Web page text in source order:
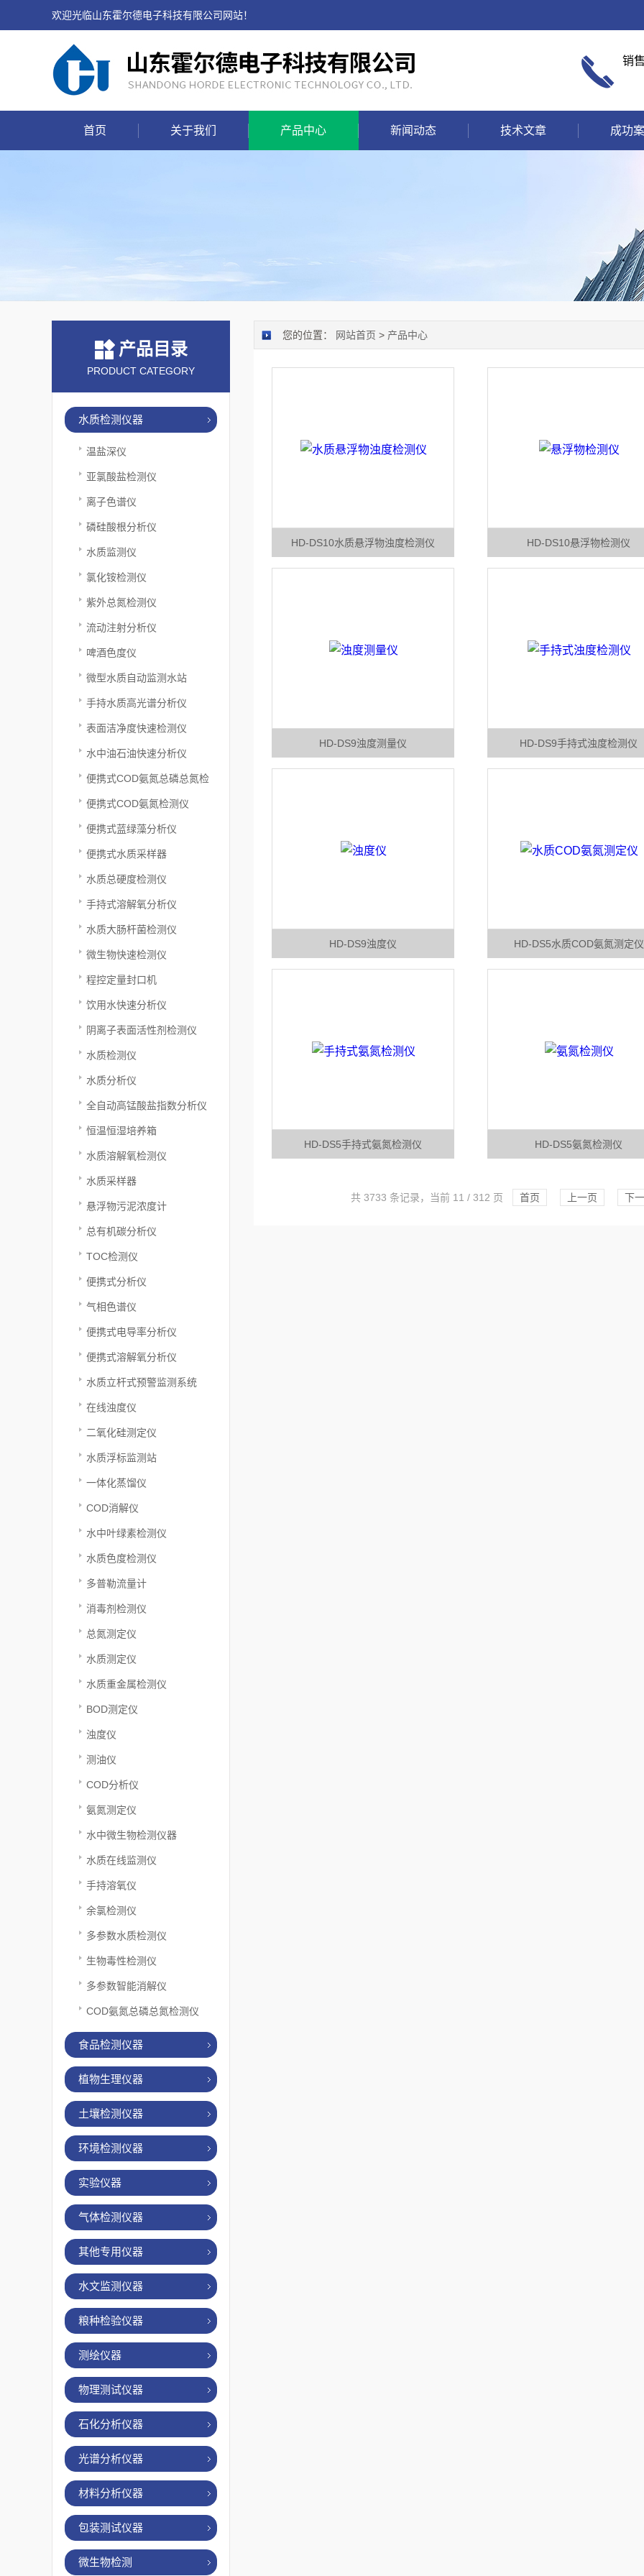
欢迎光临山东霍尔德电子科技有限公司网站！
销
首页 关于我们 产品中心 新闻动态 技术文章 成功
产品目录
PRODUCT CATEGORY
水质检测仪器
温盐深仪
亚氯酸盐检测仪
离子色谱仪
磷硅酸根分析仪
水质监测仪
氯化铵检测仪
紫外总氮检测仪
流动注射分析仪
啤酒色度仪
微型水质自动监测水站
手持水质高光谱分析仪
表面洁净度快速检测仪
水中油石油快速分析仪
便携式COD氨氮总磷总氮检
测仪
便携式COD氨氮检测仪
便携式蓝绿藻分析仪
便携式水质采样器
水质总硬度检测仪
手持式溶解氧分析仪
水质大肠杆菌检测仪
微生物快速检测仪
程控定量封口机
饮用水快速分析仪
阴离子表面活性剂检测仪
水质检测仪
水质分析仪
全自动高锰酸盐指数分析仪
恒温恒湿培养箱
水质溶解氧检测仪
水质采样器
悬浮物污泥浓度计
总有机碳分析仪
TOC检测仪
便携式分析仪
气相色谱仪
便携式电导率分析仪
便携式溶解氧分析仪
水质立杆式预警监测系统
在线浊度仪
二氧化硅测定仪
水质浮标监测站
一体化蒸馏仪
COD消解仪
水中叶绿素检测仪
水质色度检测仪
多普勒流量计
消毒剂检测仪
总氮测定仪
水质测定仪
水质重金属检测仪
BOD测定仪
浊度仪
测油仪
COD分析仪
氨氮测定仪
水中微生物检测仪器
水质在线监测仪
手持溶氧仪
余氯检测仪
多参数水质检测仪
生物毒性检测仪
多参数智能消解仪
COD氨氮总磷总氮检测仪
食品检测仪器
植物生理仪器
土壤检测仪器
环境检测仪器
实验仪器
气体检测仪器
其他专用仪器
水文监测仪器
粮种检验仪器
测绘仪器
物理测试仪器
石化分析仪器
光谱分析仪器
材料分析仪器
包装测试仪器
微生物检测
您的位置： 网站首页 > 产品中心
HD-DS10水质悬浮物浊度检测仪 HD-DS10悬浮物检测仪
HD-DS9浊度测量仪 HD-DS9手持式浊度检测仪
HD-DS9浊度仪 HD-DS5水质COD氨氮测定仪
HD-DS5手持式氨氮检测仪 HD-DS5氨氮检测仪
共 3733 条记录，当前 11 / 312 页 首页 上一页 下